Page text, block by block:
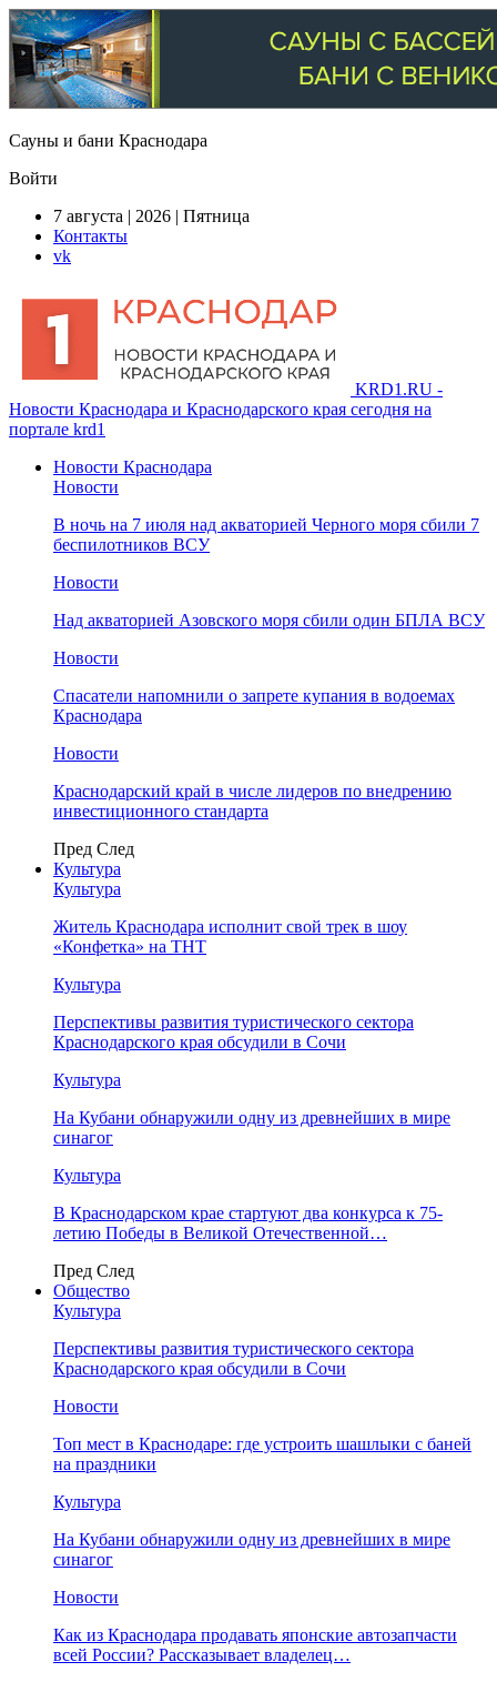
Сауны и бани Краснодара
Войти
7 августа | 2026 | Пятница
Контакты
vk
KRD1.RU -
Новости Краснодара и Краснодарского края сегодня на
портале krd1
Новости Краснодара
Новости
В ночь на 7 июля над акваторией Черного моря сбили 7
беспилотников ВСУ
Новости
Над акваторией Азовского моря сбили один БПЛА ВСУ
Новости
Спасатели напомнили о запрете купания в водоемах
Краснодара
Новости
Краснодарский край в числе лидеров по внедрению
инвестиционного стандарта
Пред След
Культура
Культура
Житель Краснодара исполнит свой трек в шоу
«Конфетка» на ТНТ
Культура
Перспективы развития туристического сектора
Краснодарского края обсудили в Сочи
Культура
На Кубани обнаружили одну из древнейших в мире
синагог
Культура
В Краснодарском крае стартуют два конкурса к 75-
летию Победы в Великой Отечественной…
Пред След
Общество
Культура
Перспективы развития туристического сектора
Краснодарского края обсудили в Сочи
Новости
Топ мест в Краснодаре: где устроить шашлыки с баней
на праздники
Культура
На Кубани обнаружили одну из древнейших в мире
синагог
Новости
Как из Краснодара продавать японские автозапчасти
всей России? Рассказывает владелец…